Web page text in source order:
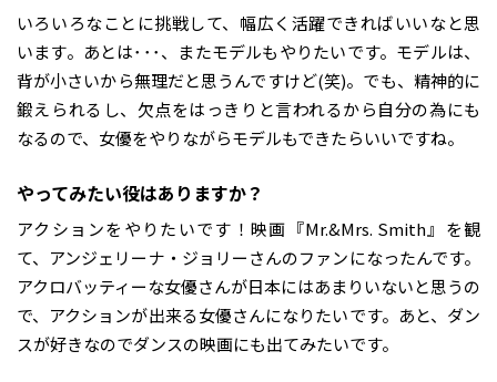
いろいろなことに挑戦して、幅広く活躍できればいいなと思
います。あとは･･･、またモデルもやりたいです。モデルは、
背が小さいから無理だと思うんですけど(笑)。でも、精神的に
鍛えられるし、欠点をはっきりと言われるから自分の為にも
なるので、女優をやりながらモデルもできたらいいですね。
――やってみたい役はありますか？
アクションをやりたいです！映画『Mr.&Mrs. Smith』を観
て、アンジェリーナ・ジョリーさんのファンになったんです。
アクロバッティーな女優さんが日本にはあまりいないと思うの
で、アクションが出来る女優さんになりたいです。あと、ダン
スが好きなのでダンスの映画にも出てみたいです。